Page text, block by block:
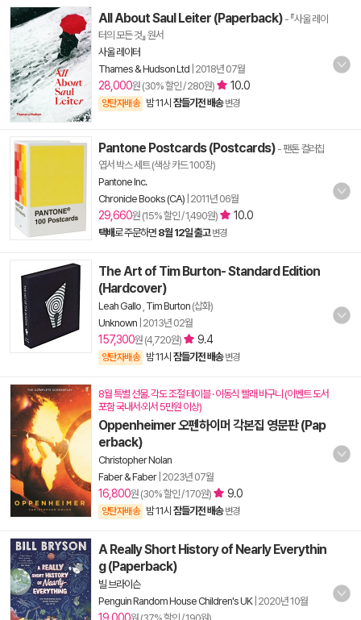
All About Saul Leiter (Paperback) - 『사울 레이
터의 모든 것』 원서
사울 레이터
Thames & Hudson Ltd 2018년 07월
28,000원 (30% 할인 / 280원) 10.0
양탄자배송 밤 11시 잠들기전 배송 변경
Pantone Postcards (Postcards) - 팬톤 컬러칩
엽서 박스 세트 (색상 카드 100장)
Pantone Inc.
Chronicle Books (CA) 2011년 06월
29,660원 (15% 할인 / 1,490원) 10.0
택배로 주문하면 8월 12일 출고 변경
The Art of Tim Burton- Standard Edition
(Hardcover)
Leah Gallo Tim Burton (삽화)
Unknown 2013년 02월
157,300원 (4,720원) 9.4
양탄자배송 밤 11시 잠들기전 배송 변경
8월 특별 선물. 각도 조절 테이블 · 이동식 빨래 바구니 (이벤트 도서
포함 국내서·외서 5만원 이상)
Oppenheimer 오펜하이머 각본집 영문판 (Pap
erback)
Christopher Nolan
Faber & Faber| 2023년 07월
16,800원 (30% 할인 / 170원) 9.0
양탄자배송 밤 11시 잠들기전 배송 변경
A Really Short History of Nearly Everythin
g (Paperback)
빌 브라이슨
Penguin Random House Children's UK| 2020년 10월